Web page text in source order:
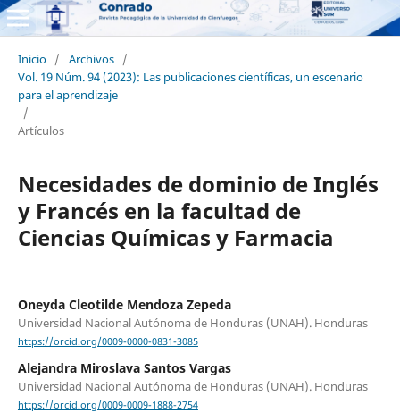
Inicio / Archivos /
Vol. 19 Núm. 94 (2023): Las publicaciones científicas, un escenario
para el aprendizaje
/
Artículos
Necesidades de dominio de Inglés
y Francés en la facultad de
Ciencias Químicas y Farmacia
Oneyda Cleotilde Mendoza Zepeda
Universidad Nacional Autónoma de Honduras (UNAH). Honduras
https://orcid.org/0009-0000-0831-3085
Alejandra Miroslava Santos Vargas
Universidad Nacional Autónoma de Honduras (UNAH). Honduras
https://orcid.org/0009-0009-1888-2754